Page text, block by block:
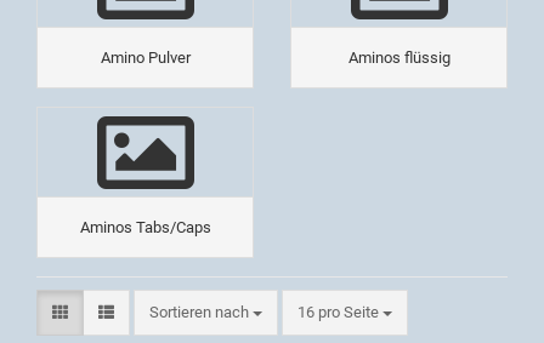
Amino Pulver Aminos flüssig
Aminos Tabs/Caps
Sortieren nach 16 pro Seite